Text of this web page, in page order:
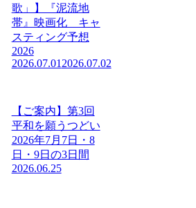
歌」】『泥流地
帯』映画化 キャ
スティング予想
2026
2026.07.01 2026.07.02
【ご案内】第3回
平和を願うつどい
2026年7月7日・8
日・9日の3日間
2026.06.25